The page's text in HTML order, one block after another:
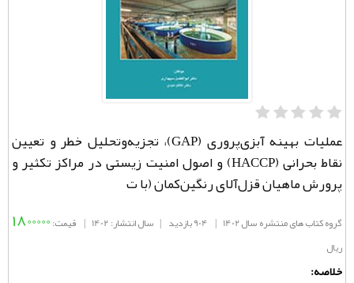
عملیات بهینه آبزی‌پروری (GAP)، تجزیه‌وتحلیل خطر و تعیین
نقاط بحرانی (HACCP) و اصول امنیت زیستی در مراکز تکثیر و
پرورش ماهيان قزل‌آلای رنگین‌کمان (با ت
گروه کتاب های منتشره سال 1402 | 904 بازدید | سال انتشار: 1402 | قیمت:1800000
ریال
خلاصه: